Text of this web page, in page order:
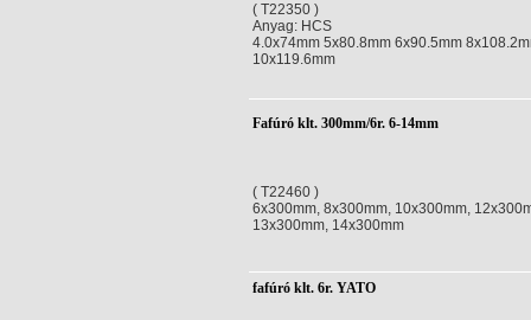
( T22350 )
Anyag: HCS
4.0x74mm 5x80.8mm 6x90.5mm
10x119.6mm
Fafúró klt. 300mm/6r. 6-14mm
( T22460 )
6x300mm, 8x300mm, 10x300mm,
13x300mm, 14x300mm
fafúró klt. 6r. YATO